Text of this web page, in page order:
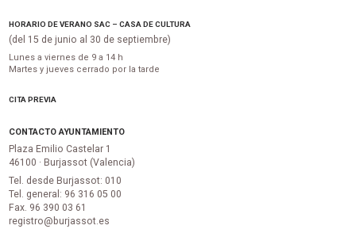
HORARIO DE VERANO SAC – CASA DE CULTURA
(del 15 de junio al 30 de septiembre)
Lunes a viernes de 9 a 14 h
Martes y jueves cerrado por la tarde
CITA PREVIA
CONTACTO AYUNTAMIENTO
Plaza Emilio Castelar 1
46100 · Burjassot (Valencia)
Tel. desde Burjassot: 010
Tel. general: 96 316 05 00
Fax. 96 390 03 61
registro@burjassot.es